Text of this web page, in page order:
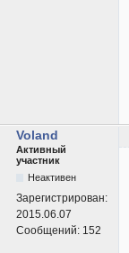
Voland
Активный
участник
Неактивен
Зарегистрирован:
2015.06.07
Сообщений: 152